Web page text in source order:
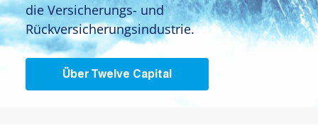
die Versicherungs- und
Rückversicherungsindustrie.
Über Twelve Capital